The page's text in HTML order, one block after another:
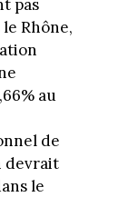
pas
Rhône,
au
de
devrait
le